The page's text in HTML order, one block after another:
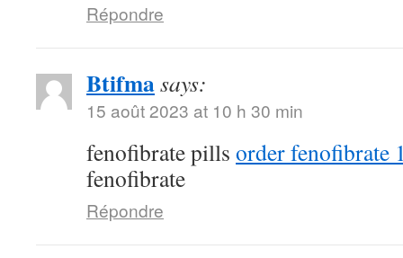
Répondre
Btifmasays:
15 août 2023 at 10 h 30 min
fenofibrate pills order fenofibrate
fenofibrate
Répondre